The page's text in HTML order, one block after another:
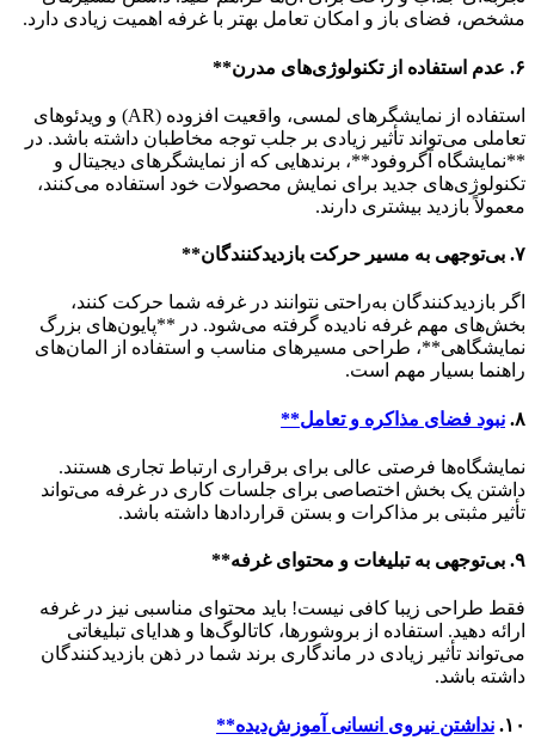
مشخص، فضای باز و امکان تعامل بهتر با غرفه اهمیت زیادی دارد.
۶. عدم استفاده از تکنولوژی‌های مدرن**
استفاده از نمایشگرهای لمسی، واقعیت افزوده (AR) و ویدئوهای
تعاملی می‌تواند تأثیر زیادی بر جلب توجه مخاطبان داشته باشد. در
**نمایشگاه آگروفود**، برندهایی که از نمایشگرهای دیجیتال و
تکنولوژی‌های جدید برای نمایش محصولات خود استفاده می‌کنند،
معمولاً بازدید بیشتری دارند.
۷. بی‌توجهی به مسیر حرکت بازدیدکنندگان**
اگر بازدیدکنندگان به‌راحتی نتوانند در غرفه شما حرکت کنند،
بخش‌های مهم غرفه نادیده گرفته می‌شود. در **پایون‌های بزرگ
نمایشگاهی**، طراحی مسیرهای مناسب و استفاده از المان‌های
راهنما بسیار مهم است.
۸. نبود فضای مذاکره و تعامل**
نمایشگاه‌ها فرصتی عالی برای برقراری ارتباط تجاری هستند.
داشتن یک بخش اختصاصی برای جلسات کاری در غرفه می‌تواند
تأثیر مثبتی بر مذاکرات و بستن قراردادها داشته باشد.
۹. بی‌توجهی به تبلیغات و محتوای غرفه**
فقط طراحی زیبا کافی نیست! باید محتوای مناسبی نیز در غرفه
ارائه دهید. استفاده از بروشورها، کاتالوگ‌ها و هدایای تبلیغاتی
می‌تواند تأثیر زیادی در ماندگاری برند شما در ذهن بازدیدکنندگان
داشته باشد.
۱۰. نداشتن نیروی انسانی آموزش‌دیده**